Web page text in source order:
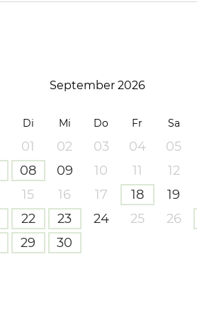
September 2026
Di Mi Do Fr Sa
01 02 03 04 05
08 09 10 11 12
15 16 17 18 19
22 23 24 25 26
29 30